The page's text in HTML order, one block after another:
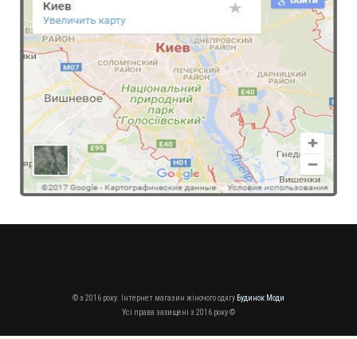
© з 2016 року. Інтернет магазин жіночого одягу Будинок Моди
Усі права захищені з 2016 року ©